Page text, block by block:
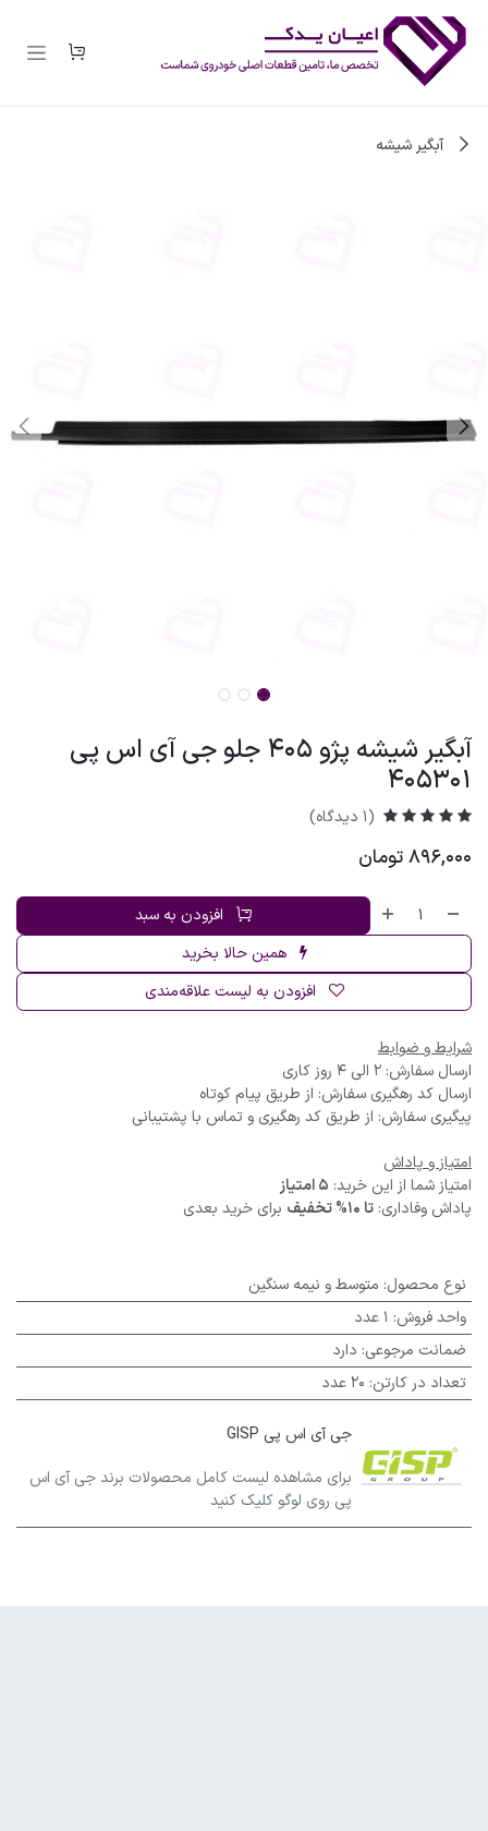
آبگیر شیشه
آبگیر شیشه پژو 405 جلو جی آی اس پی
405301
(1 دیدگاه)
896,000تومان
افزودن به سبد
همین حالا بخرید
افزودن به لیست علاقه‌مندی
شرایط و ضوابط
ارسال سفارش: 2 الی 4 روز کاری
ارسال کد رهگیری سفارش: از طریق پیام کوتاه
پیگیری سفارش: از طریق کد رهگیری و تماس با پشتیبانی
امتیاز و پاداش
امتیاز شما از این خرید: 5 امتیاز
پاداش وفاداری: تا 10% تخفیف برای خرید بعدی
نوع محصول: متوسط و نیمه سنگین
واحد فروش: 1 عدد
ضمانت مرجوعی: دارد
تعداد در کارتن: 20 عدد
جی آی اس پی GISP
برای مشاهده لیست کامل محصولات برند جی آی اس
پی روی لوگو کلیک کنید